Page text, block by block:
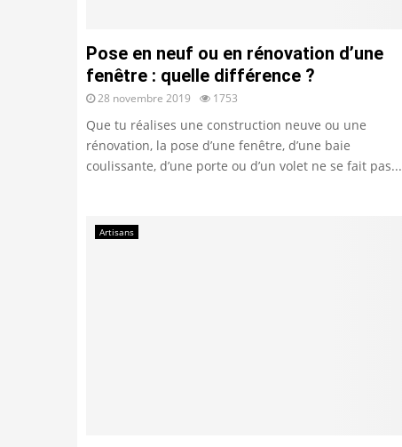
Pose en neuf ou en rénovation d’une
fenêtre : quelle différence ?
28 novembre 2019 1753
Que tu réalises une construction neuve ou une
rénovation, la pose d’une fenêtre, d’une baie
coulissante, d’une porte ou d’un volet ne se fait pas...
Artisans